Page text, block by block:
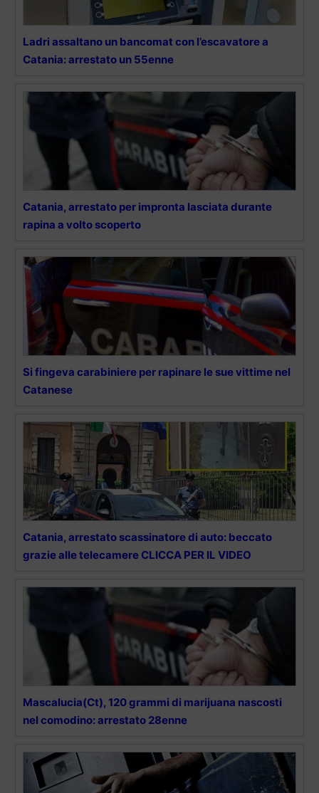
Ladri assaltano un bancomat con l’escavatore a
Catania: arrestato un 55enne
Catania, arrestato per impronta lasciata durante
rapina a volto scoperto
Si fingeva carabiniere per rapinare le sue vittime nel
Catanese
Catania, arrestato scassinatore di auto: beccato
grazie alle telecamere CLICCA PER IL VIDEO
Mascalucia(Ct), 120 grammi di marijuana nascosti
nel comodino: arrestato 28enne